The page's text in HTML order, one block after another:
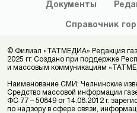
Документы
Справочник
© Филиал «ТАТМЕДИА» Редакция
2025 гг. Создано при поддержке
и массовым коммуникациям
Наименование СМИ: Челнинские
Средство массовой информации
ФС 77 – 50849 от 14.08.2012 г.
по надзору в сфере связи,